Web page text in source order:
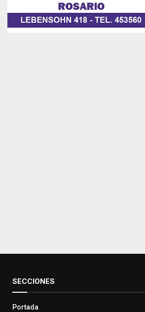
SECCIONES
Portada